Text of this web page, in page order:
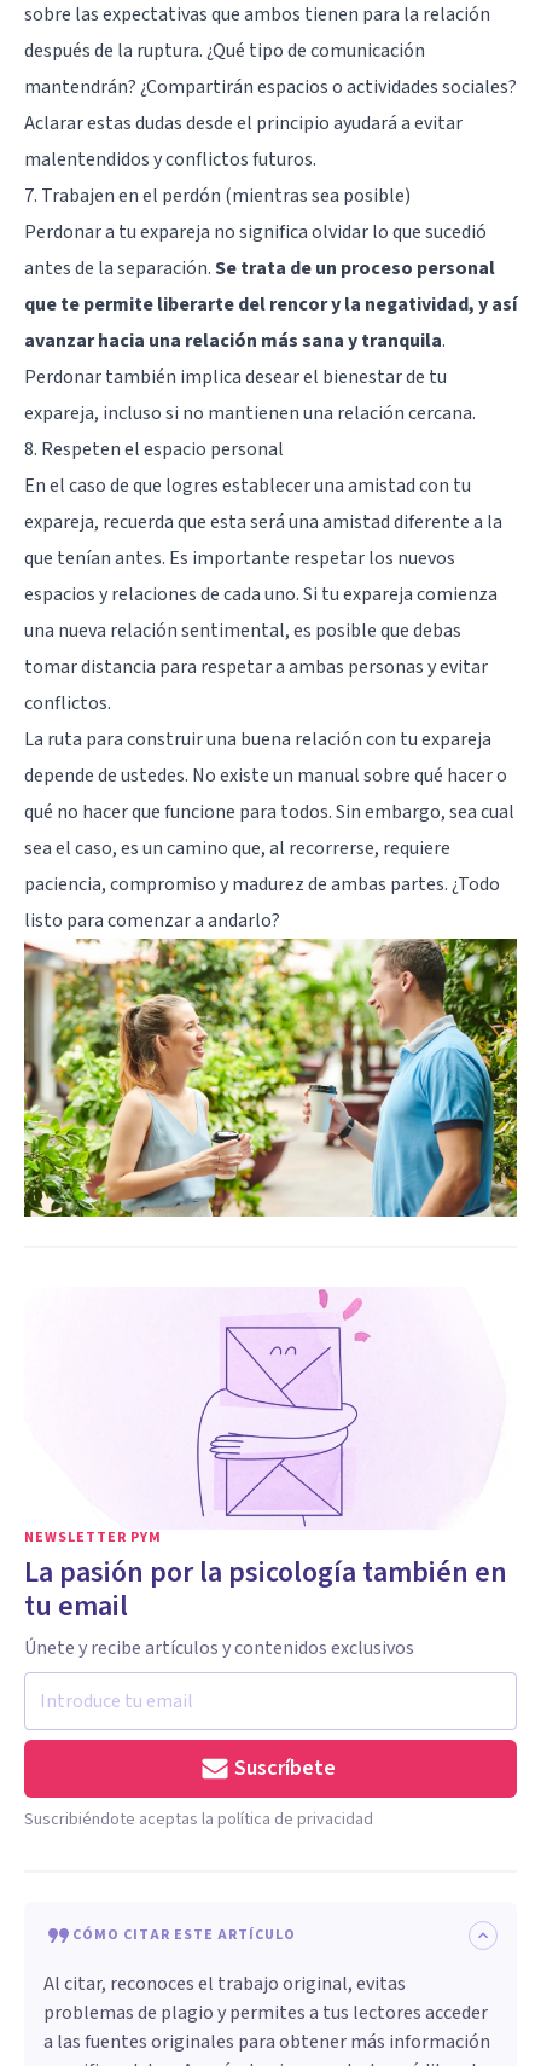
sobre las expectativas que ambos tienen para la relación
después de la ruptura. ¿Qué tipo de comunicación
mantendrán? ¿Compartirán espacios o actividades sociales?
Aclarar estas dudas desde el principio ayudará a evitar
malentendidos y conflictos futuros.
7. Trabajen en el perdón (mientras sea posible)
Perdonar a tu expareja no significa olvidar lo que sucedió
antes de la separación.Se trata de un proceso personal
que te permite liberarte del rencor y la negatividad, y así
avanzar hacia una relación más sana y tranquila.
Perdonar también implica desear el bienestar de tu
expareja, incluso si no mantienen una relación cercana.
8. Respeten el espacio personal
En el caso de que logres establecer una amistad con tu
expareja, recuerda que esta será una amistad diferente a la
que tenían antes. Es importante respetar los nuevos
espacios y relaciones de cada uno. Si tu expareja comienza
una nueva relación sentimental, es posible que debas
tomar distancia para respetar a ambas personas y evitar
conflictos.
La ruta para construir una buena relación con tu expareja
depende de ustedes. No existe un manual sobre qué hacer o
qué no hacer que funcione para todos. Sin embargo, sea cual
sea el caso, es un camino que, al recorrerse, requiere
paciencia, compromiso y madurez de ambas partes. ¿Todo
listo para comenzar a andarlo?
NEWSLETTER PYM
La pasión por la psicología también en
tu email
Únete y recibe artículos y contenidos exclusivos
Suscríbete
Suscribiéndote aceptas la política de privacidad
CÓMO CITAR ESTE ARTÍCULO
Al citar, reconoces el trabajo original, evitas
problemas de plagio y permites a tus lectores acceder
a las fuentes originales para obtener más información